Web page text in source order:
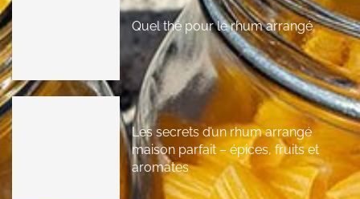
Quel thé pour le rhum arrangé
Les secrets d’un rhum arrangé
maison parfait – épices, fruits et
aromates